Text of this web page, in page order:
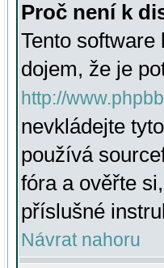
Proč není k
Tento
dojem, že je
http://
nevkládejte
používá
fóra a ověřte
příslušné
Návrat nahoru